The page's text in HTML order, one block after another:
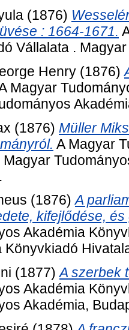
(1876)
: 1664-1671.
Vállalata .
Henry (1876)
Magyar
(1876) Müller
A Magyar
Magyar
(1876)A
kifejlődése,
Akadémia
Könyvkiadó
(1877)A szerbek
Akadémia
Akadémia,